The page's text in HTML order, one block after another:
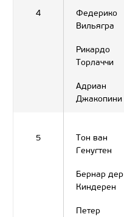
4
Федерико
Вильягра
Рикардо
Торлаччи
Адриан
Джакопини
5
Тон ван
Генугтен
Бернар дер
Киндерен
Петер